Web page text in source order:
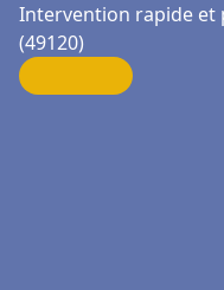
Intervention rapide et
(49120)